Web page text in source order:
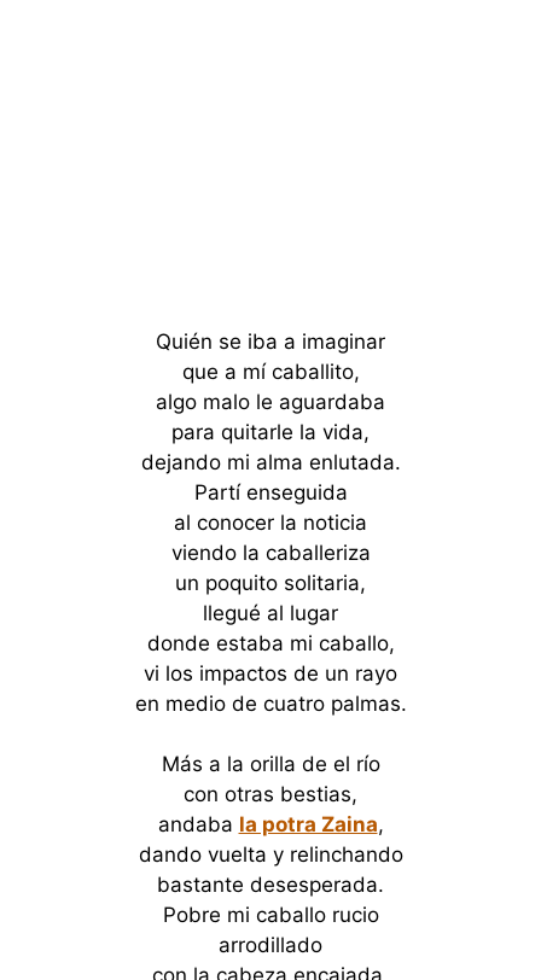
Quién se iba a imaginar
que a mí caballito,
algo malo le aguardaba
para quitarle la vida,
dejando mi alma enlutada.
Partí enseguida
al conocer la noticia
viendo la caballeriza
un poquito solitaria,
llegué al lugar
donde estaba mi caballo,
vi los impactos de un rayo
en medio de cuatro palmas.
Más a la orilla de el río
con otras bestias,
andaba la potra Zaina,
dando vuelta y relinchando
bastante desesperada.
Pobre mi caballo rucio
arrodillado
con la cabeza encajada,